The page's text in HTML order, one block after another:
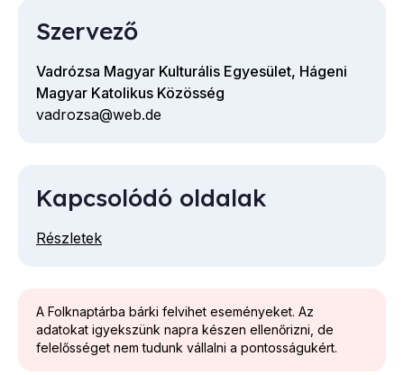
A Folknaptárba bárki felvihet eseményeket. Az
adatokat igyekszünk napra készen ellenőrizni, de
felelősséget nem tudunk vállalni a pontosságukért.
Szervező
Vadrózsa Magyar Kulturális Egyesület, Hágeni
Magyar Katolikus Közösség
E-
vadrozsa@web.de
Kapcsolódó oldalak
Részletek